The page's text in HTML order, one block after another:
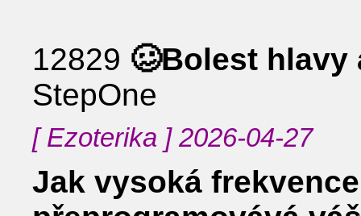
12829 🥴Bolest hlavy
StepOne
[ Ezoterika ] 2026-04-27
Jak vysoká